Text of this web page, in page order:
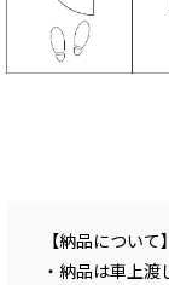
【納品について】
・納品は車上